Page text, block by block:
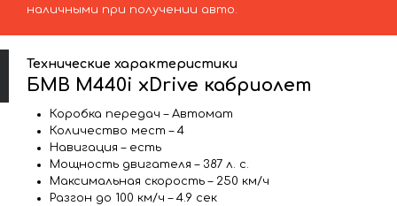
наличными при получении авто.
Технические характеристики
БМВ M440i xDrive кабриолет
Коробка передач – Автомат
Количество мест – 4
Навигация – есть
Мощность двигателя – 387 л. с.
Максимальная скорость – 250 км/ч
Разгон до 100 км/ч – 4.9 сек